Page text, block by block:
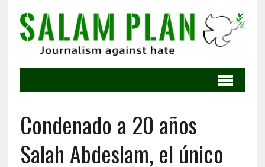
Condenado a 20 años
Salah Abdeslam, el único